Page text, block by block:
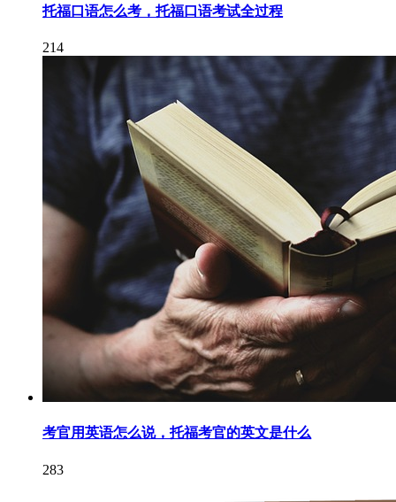
托福口语怎么考，托福口语考试全过程
214
考官用英语怎么说，托福考官的英文是什么
283